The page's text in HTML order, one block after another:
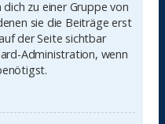
zu einer Gruppe von
sie die Beiträge erst
der Seite sichtbar
Administration, wenn